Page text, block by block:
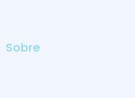
Sobre